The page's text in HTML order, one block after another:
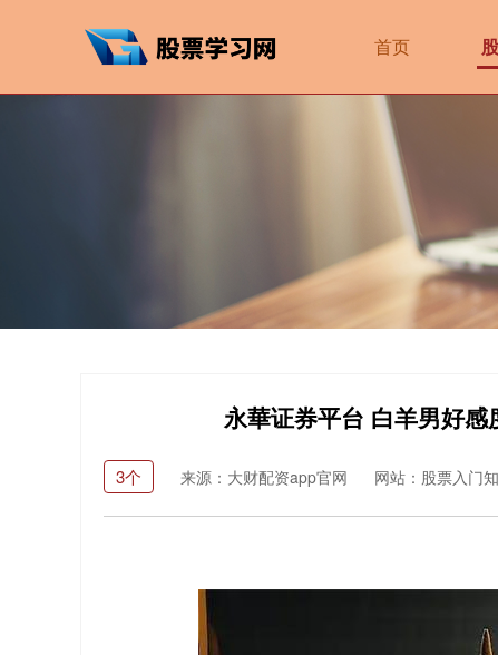
首页
永華证券平台 白羊男好感
3个 来源：大财配资app官网 网站：股票入门